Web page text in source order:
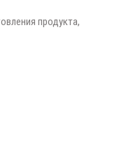
продукта,